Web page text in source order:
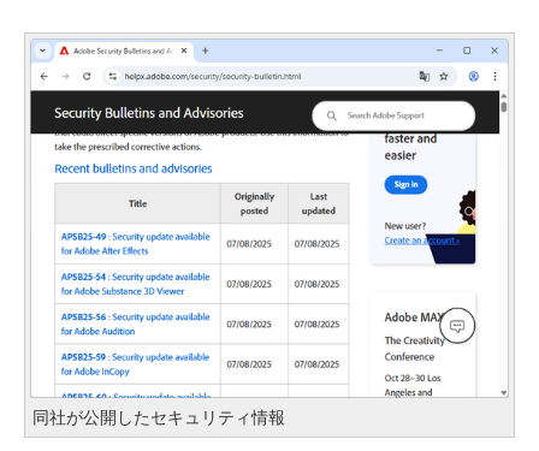
同社が公開したセキュリティ情報